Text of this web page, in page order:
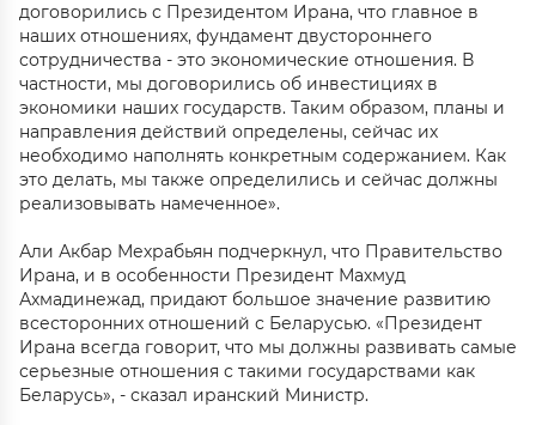
договорились с Президентом Ирана, что главное в
наших отношениях, фундамент двустороннего
сотрудничества - это экономические отношения. В
частности, мы договорились об инвестициях в
экономики наших государств. Таким образом, планы и
направления действий определены, сейчас их
необходимо наполнять конкретным содержанием. Как
это делать, мы также определились и сейчас должны
реализовывать намеченное».
Али Акбар Мехрабьян подчеркнул, что Правительство
Ирана, и в особенности Президент Махмуд
Ахмадинежад, придают большое значение развитию
всесторонних отношений с Беларусью. «Президент
Ирана всегда говорит, что мы должны развивать самые
серьезные отношения с такими государствами как
Беларусь», - сказал иранский Министр.